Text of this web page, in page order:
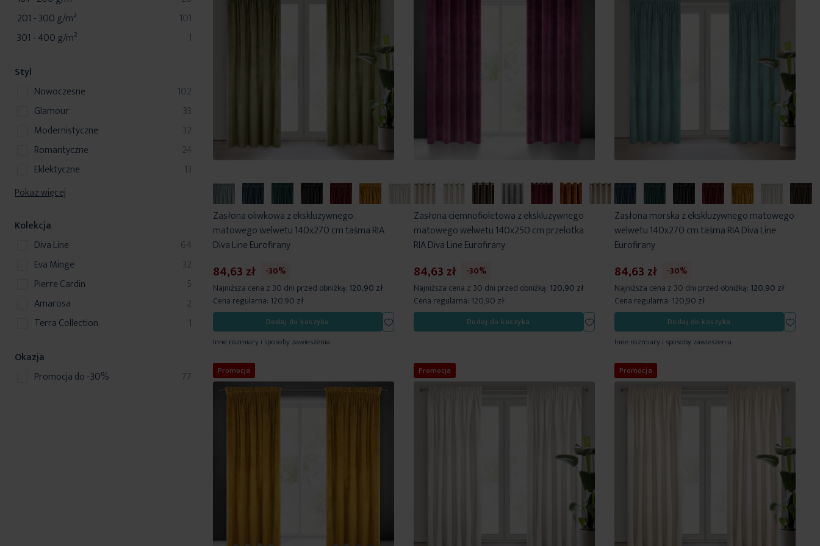
Zasłona oliwkowa z ekskluzywnego
matowego welwetu 140x270 cm taśma RIA
Diva Line Eurofirany
84,63 zł
-30%
Najniższa cena z 30 dni przed obniżką: 120,90 zł
Cena regularna: 120,90 zł
Dodaj do koszyka
Dodaj
do
Inne rozmiary i sposoby zawieszenia
Zasłona ciemnofioletowa z ekskluzywnego
matowego welwetu 140x250 cm przelotka
RIA Diva Line Eurofirany
84,63 zł
-30%
Najniższa cena z 30 dni przed obniżką: 120,90 zł
Cena regularna: 120,90 zł
Dodaj do koszyka
Dodaj
do
Zasłona morska z ekskluzywnego matowego
welwetu 140x270 cm taśma RIA Diva Line
Eurofirany
84,63 zł
-30%
Najniższa cena z 30 dni przed obniżką: 120,90 zł
Cena regularna: 120,90 zł
Dodaj do koszyka
Dodaj
do
Inne rozmiary i sposoby zawieszenia
Promocja Promocja Promocja
201 - 300 g/m²
101
produkty
301 - 400 g/m²
1produkt
Styl
nowoczesne
102
produkty
glamour
33
produkty
modernistyczne
32
produkty
romantyczne
24
produkty
eklektyczne
13
produkty
Pokaż więcej
Kolekcja
Diva Line
64
produkty
Eva Minge
32
produkty
Pierre Cardin
5
produkty
Amarosa
2
produkty
Terra Collection
1produkt
Okazja
Promocja do -30%
77
produkty